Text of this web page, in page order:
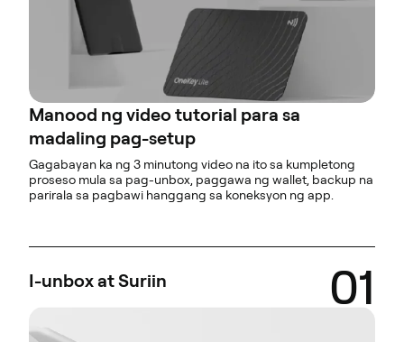
Manood ng video tutorial para sa
madaling pag-setup
Gagabayan ka ng 3 minutong video na ito sa kumpletong
proseso mula sa pag-unbox, paggawa ng wallet, backup na
parirala sa pagbawi hanggang sa koneksyon ng app.
I-unbox at Suriin 01